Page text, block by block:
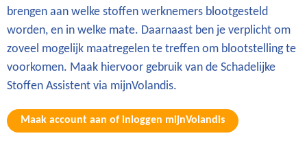
brengen aan welke stoffen werknemers blootgesteld
worden, en in welke mate. Daarnaast ben je verplicht om
zoveel mogelijk maatregelen te treffen om blootstelling te
voorkomen. Maak hiervoor gebruik van de Schadelijke
Stoffen Assistent via mijnVolandis.
Maak account aan of inloggen mijnVolandis